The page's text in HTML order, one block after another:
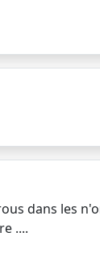
dans les
....